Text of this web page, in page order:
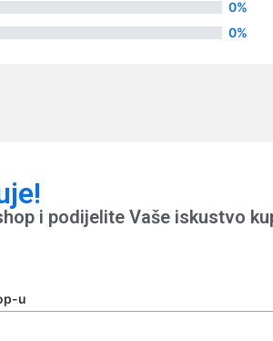
0%
0%
i podijelite Vaše iskustvo
u